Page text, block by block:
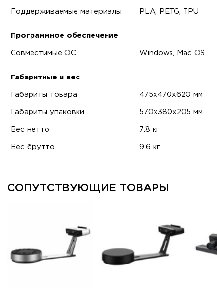
Поддерживаемые материалы PLA, PETG, TPU
Программное обеспечение
Совместимые ОС Windows, Mac OS
Габаритные и вес
Габариты товара 475x470x620 мм
Габариты упаковки 570x380x205 мм
Вес нетто 7.8 кг
Вес брутто 9.6 кг
СОПУТСТВУЮЩИЕ ТОВАРЫ